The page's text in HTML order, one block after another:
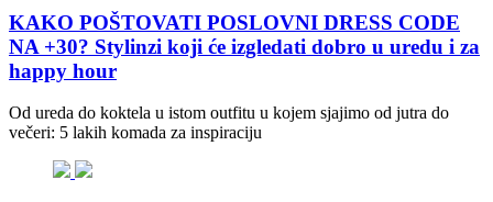
KAKO POŠTOVATI POSLOVNI DRESS CODE
NA +30? Stylinzi koji će izgledati dobro u uredu i za
happy hour
Od ureda do koktela u istom outfitu u kojem sjajimo od jutra do
večeri: 5 lakih komada za inspiraciju